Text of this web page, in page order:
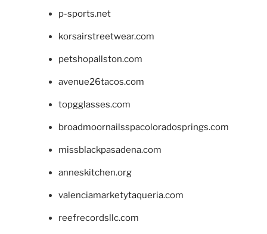
p-sports.net
korsairstreetwear.com
petshopallston.com
avenue26tacos.com
topgglasses.com
broadmoornailsspacoloradosprings.com
missblackpasadena.com
anneskitchen.org
valenciamarketytaqueria.com
reefrecordsllc.com